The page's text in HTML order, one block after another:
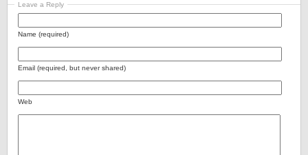
Leave a Reply
Name (required)
Email (required, but never shared)
Web